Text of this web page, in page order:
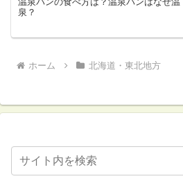
泉？
ホーム 北海道・東北地方